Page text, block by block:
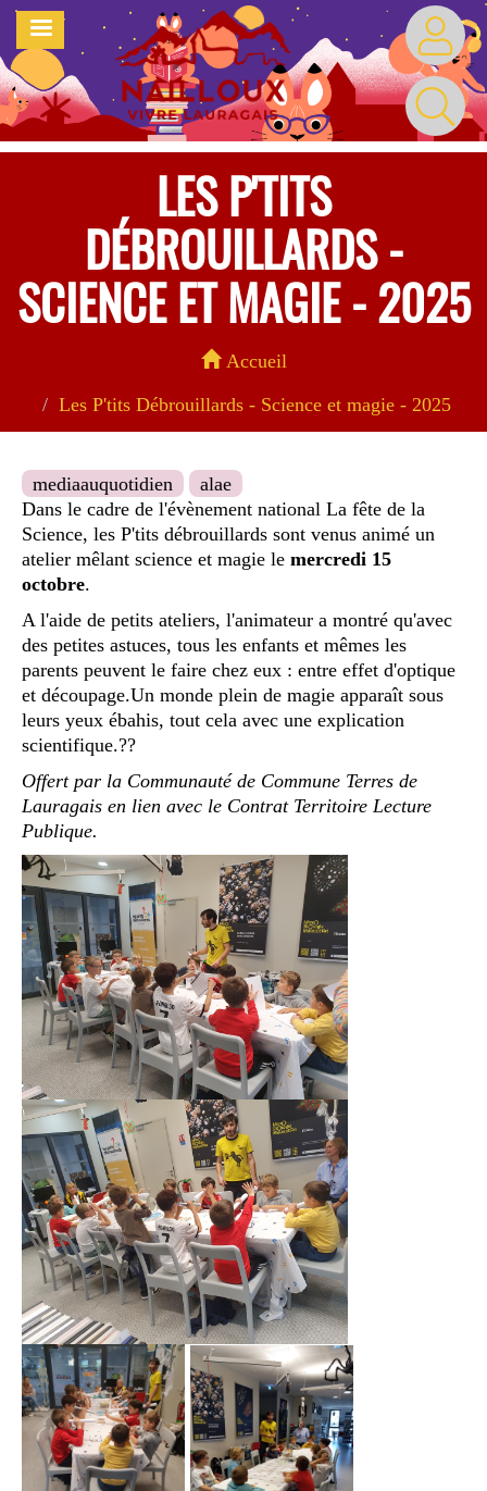
Aller
contenu
principal
MENU
LES P'TITS
DÉBROUILLARDS -
SCIENCE ET MAGIE - 2025
Accueil
Les P'tits Débrouillards - Science et magie - 2025
mediaauquotidien
alae
Dans le cadre de l'évènement national La fête de la
Science, les P'tits débrouillards sont venus animé un
atelier mêlant science et magie le mercredi 15
octobre.
A l'aide de petits ateliers, l'animateur a montré qu'avec
des petites astuces, tous les enfants et mêmes les
parents peuvent le faire chez eux : entre effet d'optique
et découpage.Un monde plein de magie apparaît sous
leurs yeux ébahis, tout cela avec une explication
scientifique.?‍?
Offert par la Communauté de Commune Terres de
Lauragais en lien avec le Contrat Territoire Lecture
Publique.